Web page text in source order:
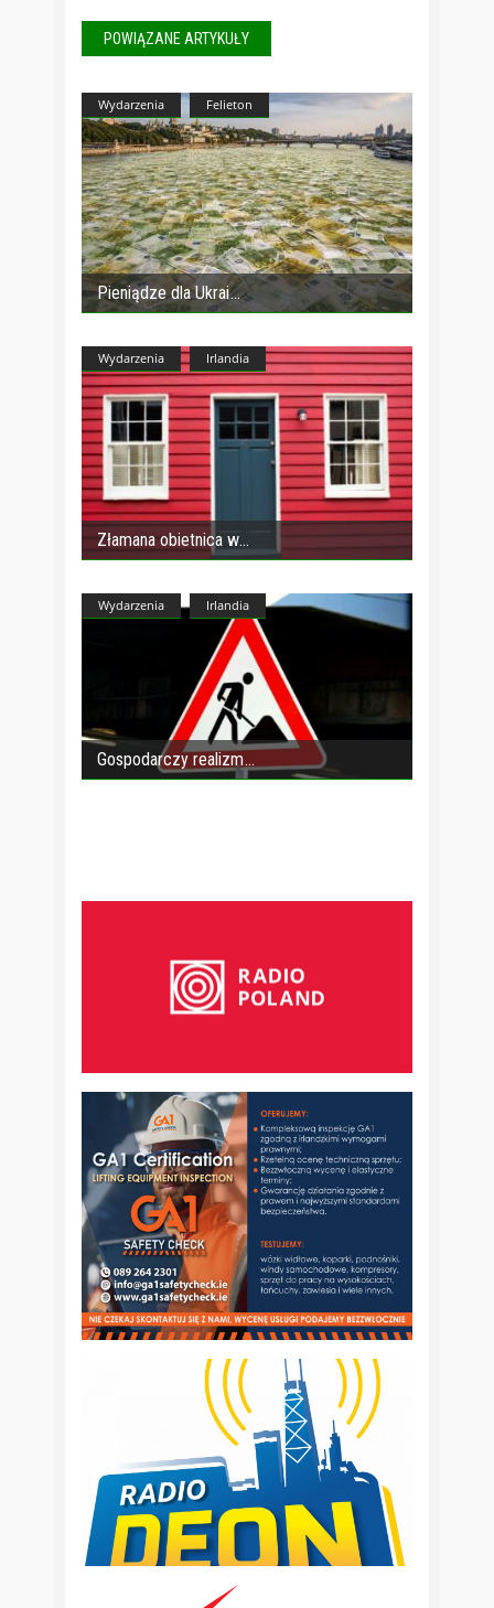
POWIĄZANE ARTYKUŁY
Wydarzenia Felieton
Pieniądze dla Ukrai
Wydarzenia Irlandia
Złamana obietnica w
Wydarzenia Irlandia
Gospodarczy realizm